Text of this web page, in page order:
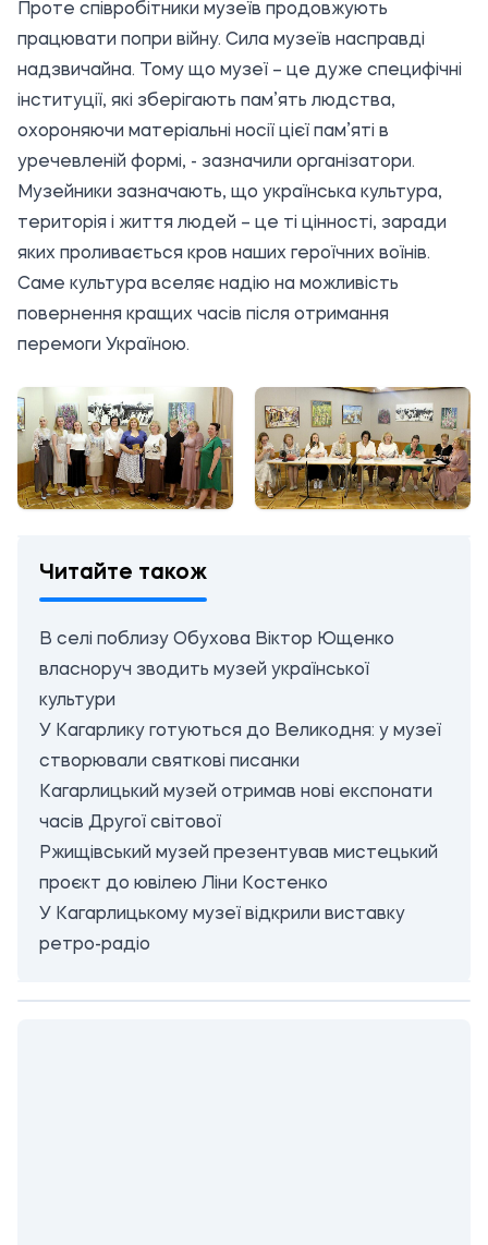
Проте співробітники музеїв продовжують
працювати попри війну. Сила музеїв насправді
надзвичайна. Тому що музеї – це дуже специфічні
інституції, які зберігають пам’ять людства,
охороняючи матеріальні носії цієї пам’яті в
уречевленій формі, - зазначили організатори.
Музейники зазначають, що українська культура,
територія і життя людей – це ті цінності, заради
яких проливається кров наших героїчних воїнів.
Саме культура вселяє надію на можливість
повернення кращих часів після отримання
перемоги Україною.
Читайте також
В селі поблизу Обухова Віктор Ющенко
власноруч зводить музей української
культури
У Кагарлику готуються до Великодня: у музеї
створювали святкові писанки
Кагарлицький музей отримав нові експонати
часів Другої світової
Ржищівський музей презентував мистецький
проєкт до ювілею Ліни Костенко
У Кагарлицькому музеї відкрили виставку
ретро-радіо